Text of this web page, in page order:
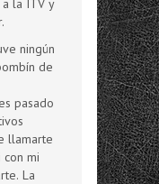
la ITV y
ningún
de
pasado
llamarte
mi
La